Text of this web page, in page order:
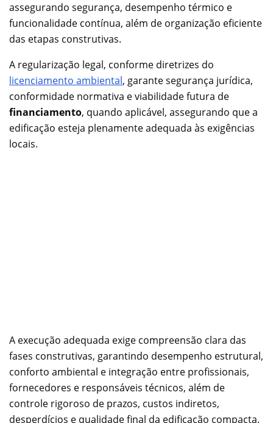
assegurando segurança, desempenho térmico e
funcionalidade contínua, além de organização eficiente
das etapas construtivas.
A regularização legal, conforme diretrizes do
licenciamento ambiental, garante segurança jurídica,
conformidade normativa e viabilidade futura de
financiamento, quando aplicável, assegurando que a
edificação esteja plenamente adequada às exigências
locais.
A execução adequada exige compreensão clara das
fases construtivas, garantindo desempenho estrutural,
conforto ambiental e integração entre profissionais,
fornecedores e responsáveis técnicos, além de
controle rigoroso de prazos, custos indiretos,
desperdícios e qualidade final da edificação compacta.